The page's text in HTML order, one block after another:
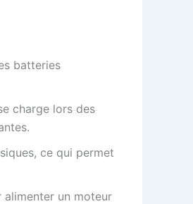
batteries
charge lors des
ce qui permet
alimenter un moteur